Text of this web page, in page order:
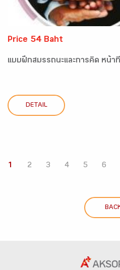
Price 54 Baht
แบบฝึกสมรรถนะและการคิด หน้า
DETAIL
1 2 3 4 5 6